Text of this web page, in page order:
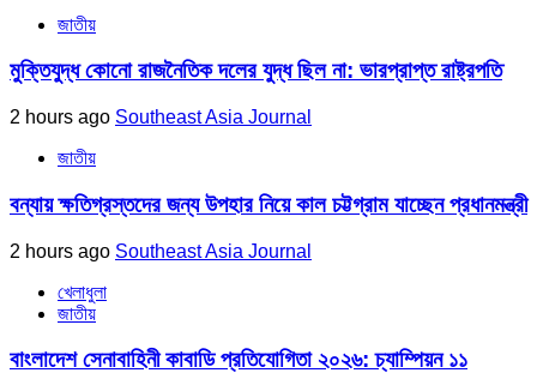
জাতীয়
মুক্তিযুদ্ধ কোনো রাজনৈতিক দলের যুদ্ধ ছিল না: ভারপ্রাপ্ত রাষ্ট্রপতি
2 hours ago Southeast Asia Journal
জাতীয়
বন্যায় ক্ষতিগ্রস্তদের জন্য উপহার নিয়ে কাল চট্টগ্রাম যাচ্ছেন প্রধানমন্ত্রী
2 hours ago Southeast Asia Journal
খেলাধুলা
জাতীয়
বাংলাদেশ সেনাবাহিনী কাবাডি প্রতিযোগিতা ২০২৬: চ্যাম্পিয়ন ১১